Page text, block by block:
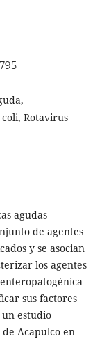
Rotavirus
agudas
de agentes
y se asocian
los agentes
sus factores
estudio
Acapulco en